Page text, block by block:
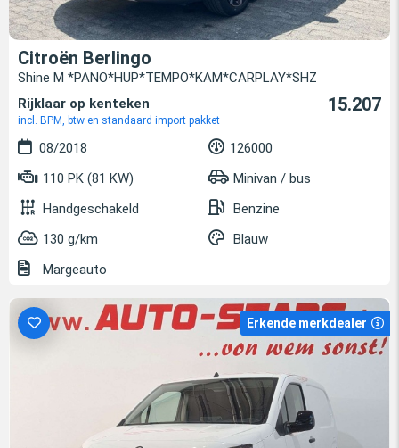
Citroën Berlingo
Shine M *PANO*HUP*TEMPO*KAM*CARPLAY*SHZ
Rijklaar op kenteken
incl. BPM, btw en standaard import pakket
15.207
08/2018
126000
110 PK (81 KW)
Minivan / bus
Handgeschakeld
Benzine
130 g/km
Blauw
Margeauto
Erkende merkdealer